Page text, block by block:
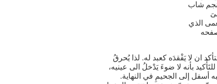
شاب
الذي
صفحه
ان لا يَفْقدَه كعبد له. لذا يُحرقُ
بأنه لا ضوءَ يَدْخلُ الى عينيه،
أسفل إلى الجحيمِ في النهاية.